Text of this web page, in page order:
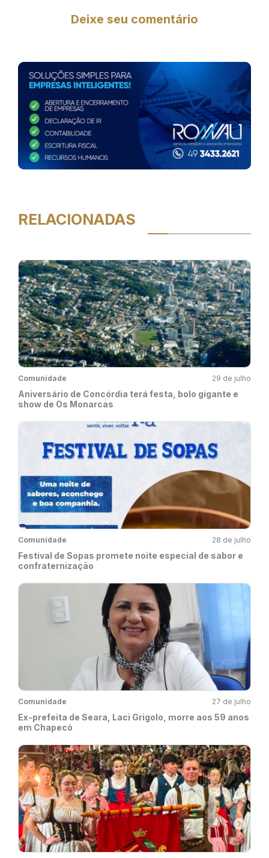
Deixe seu comentário
RELACIONADAS
Comunidade 29 de julho
Aniversário de Concórdia terá festa, bolo gigante e
show de Os Monarcas
Comunidade 28 de julho
Festival de Sopas promete noite especial de sabor e
confraternização
Comunidade 27 de julho
Ex-prefeita de Seara, Laci Grigolo, morre aos 59 anos
em Chapecó